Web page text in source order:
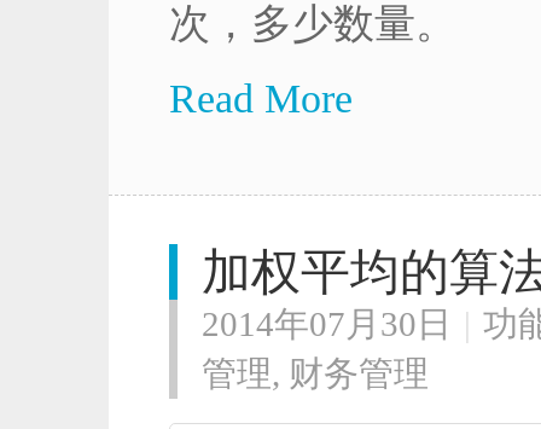
次，多少数量。
Read More
加权平均的算
2014年07月30日 | 功
管理, 财务管理